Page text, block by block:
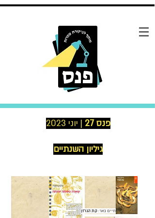
פנס 27 | יוני 2023
גיליון השנתיים
חיים באר:קת הגרזן